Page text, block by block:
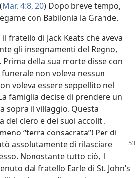
Mar. 4:8, 20) Dopo breve tempo,
con Babilonia la Grande.
fratello di Jack Keats che aveva
gli insegnamenti del Regno,
della sua morte disse con
non voleva nessun
voleva essere seppellito nel
famiglia decise di prendere un
sopra il villaggio. Questa
del clero e dei suoi accoliti.
“terra consacrata”! Per di
assolutamente di rilasciare
Nonostante tutto ciò, il
dal fratello Earle di St. John’s